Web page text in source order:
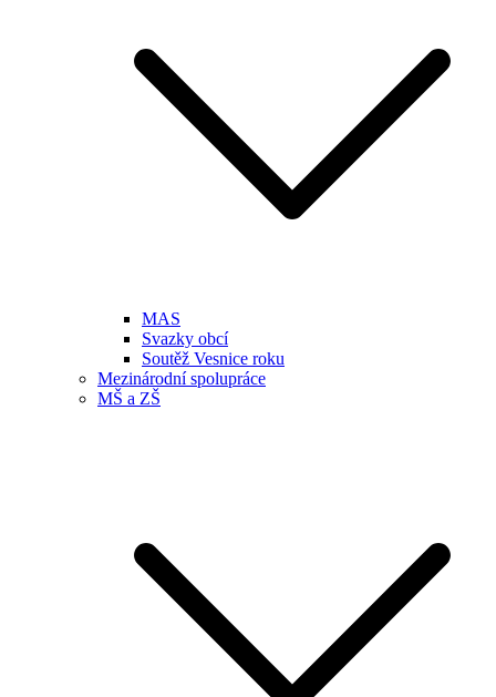
MAS
Svazky obcí
Soutěž Vesnice roku
Mezinárodní spolupráce
MŠ a ZŠ